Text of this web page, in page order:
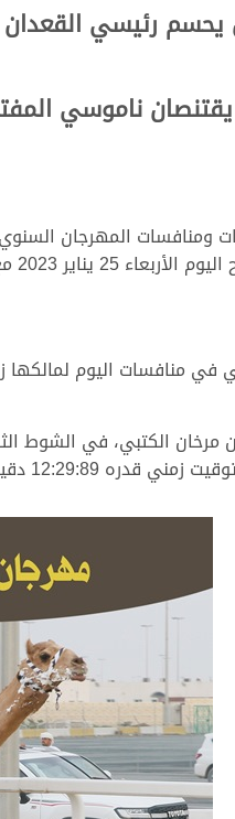
يحسم رئيسي القعدان
يقتنصان ناموسي
ومنافسات المهرجان
من المهرجان السنوي الكبير.
منافسات اليوم لمالكها
الكتبي، في الشوط
12:29:89 دقيقة.